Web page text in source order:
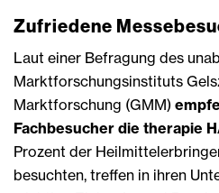
Zufriedene
Laut einer Befragung des
Marktforschungsinstituts
Marktforschung (GMM)
Fachbesucher die therapie
Prozent der
besuchten, treffen in ihren